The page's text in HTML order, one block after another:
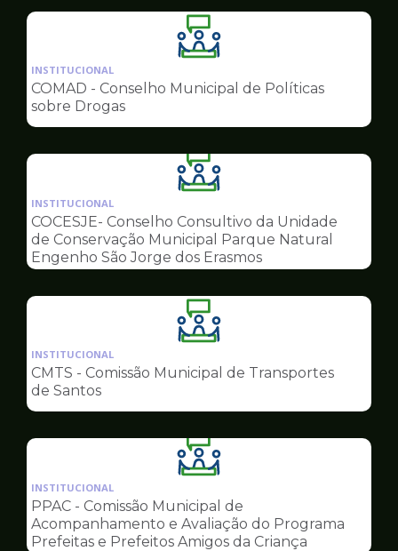
Ilustração
da
pagina
Conselhos
INSTITUCIONAL
COMAD - Conselho Municipal de Políticas
sobre Drogas
Ilustração
da
pagina
de
Conselhos
INSTITUCIONAL
COCESJE- Conselho Consultivo da Unidade
de Conservação Municipal Parque Natural
Engenho São Jorge dos Erasmos
Ilustração
da
pagina
Conselhos
INSTITUCIONAL
CMTS - Comissão Municipal de Transportes
de Santos
Ilustração
da
pagina
de
Conselhos
INSTITUCIONAL
PPAC - Comissão Municipal de
Acompanhamento e Avaliação do Programa
Prefeitas e Prefeitos Amigos da Criança